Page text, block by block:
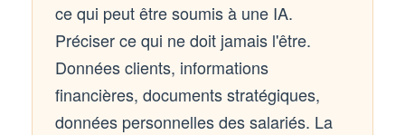
ce qui peut être soumis à une IA.
Préciser ce qui ne doit jamais l'être.
Données clients, informations
financières, documents stratégiques,
données personnelles des salariés. La